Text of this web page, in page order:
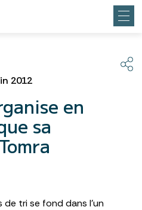
2012
en
sa
tri se fond dans l’un